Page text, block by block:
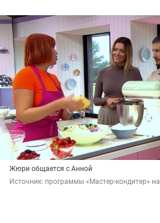
Жюри общается с Анной
Источник: программы «Мастер-кондитер»